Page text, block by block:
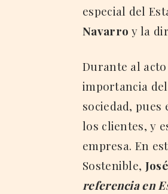
especial del
Navarro y la
Durante al
importancia
sociedad,
los clientes, y
empresa. En
Sostenible,
referencia en